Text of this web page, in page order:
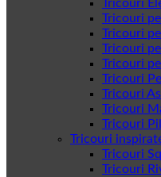
Tricouri
Tricouri
Tricouri
Tricouri
Tricouri
Tricouri
Tricouri
Tricouri
Tricouri
Tricouri
Tricouri
Tricouri